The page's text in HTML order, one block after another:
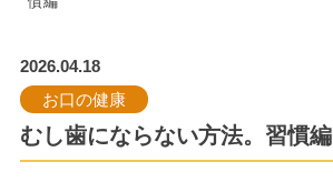
2026.04.18
お口の健康
むし歯にならない方法。習慣編